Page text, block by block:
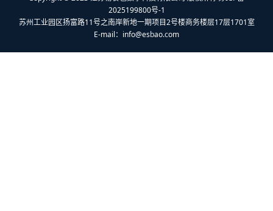
2025199800号-1
苏州工业园区扬富路11号之南岸新地一期项目2号楼商务楼层17层1701室
E-mail： info@esbao.com